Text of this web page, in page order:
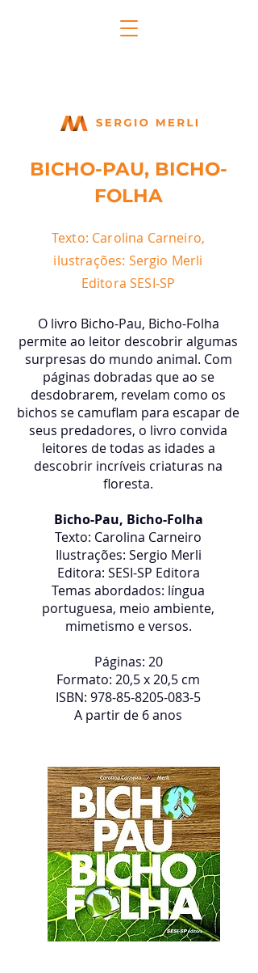
BICHO-PAU, BICHO-
FOLHA
Texto: Carolina Carneiro,
ilustrações: Sergio Merli
Editora SESI-SP
O livro Bicho-Pau, Bicho-Folha
permite ao leitor descobrir algumas
surpresas do mundo animal. Com
páginas dobradas que ao se
desdobrarem, revelam como os
bichos se camuflam para escapar de
seus predadores, o livro convida
leitores de todas as idades a
descobrir incríveis criaturas na
floresta.
Bicho-Pau, Bicho-Folha
Texto: Carolina Carneiro
Ilustrações: Sergio Merli
Editora: SESI-SP Editora
Temas abordados: língua
portuguesa, meio ambiente,
mimetismo e versos.
Páginas: 20
Formato: 20,5 x 20,5 cm
ISBN: 978-85-8205-083-5
A partir de 6 anos